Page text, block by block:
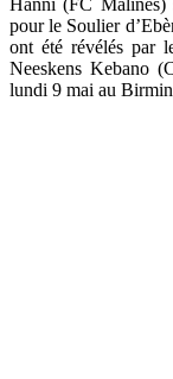
Hanni (FC Malines)
pour le Soulier
ont été révélés par
Neeskens Kebano
lundi 9 mai au